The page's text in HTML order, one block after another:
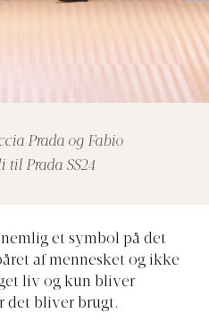
Prada og Fabio
til Prada SS24
et symbol på det
af mennesket og ikke
liv og kun bliver
det bliver brugt.